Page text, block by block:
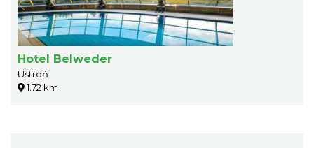
Hotel Belweder
Ustroń
1.72 km